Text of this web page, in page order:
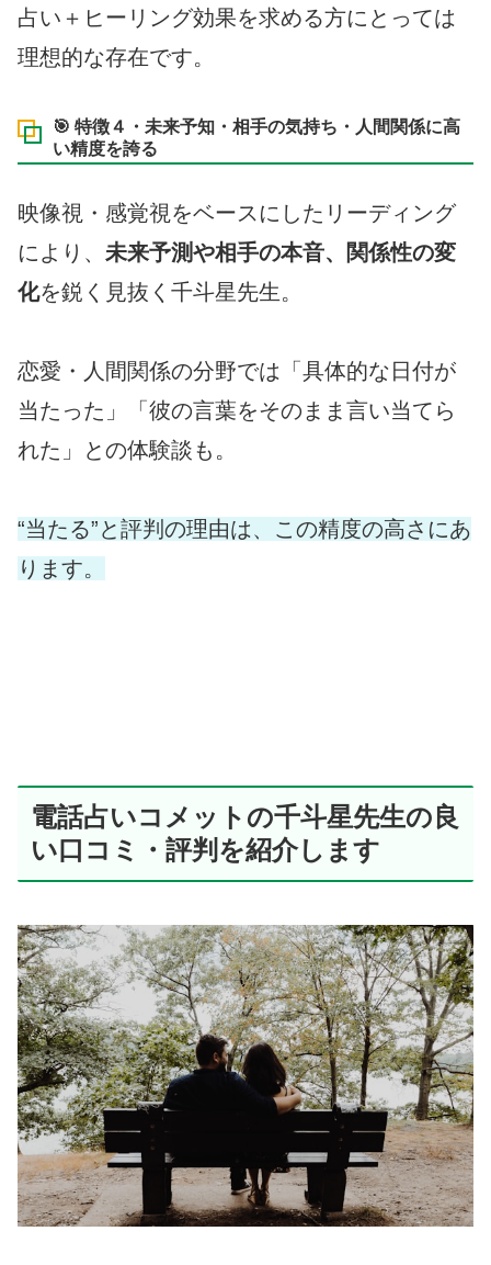
占い＋ヒーリング効果を求める方にとっては
理想的な存在です。
🎯 特徴４・未来予知・相手の気持ち・人間関係に高
い精度を誇る
映像視・感覚視をベースにしたリーディング
により、 未来予測や相手の本音、関係性の変
化を鋭く見抜く千斗星先生。
恋愛・人間関係の分野では「具体的な日付が
当たった」「彼の言葉をそのまま言い当てら
れた」との体験談も。
“当たる”と評判の理由は、この精度の高さにあ
ります。
電話占いコメットの千斗星先生の良
い口コミ・評判を紹介します